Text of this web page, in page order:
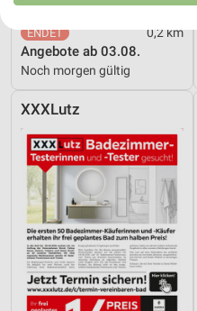
0,2 km
Angebote ab 03.08.
Noch morgen gültig
XXXLutz
Website/App.
Partnerliste anzeigen (1 IAB-
Wir nutzen Ihre Daten für folgende
IAB-Verarbeitungszwecke:
Speichern von oder Zugriff
auf einem Endgerät
Verwendung reduzierter
Werbeanzeigen
Erstellung von Profilen für
Werbung
Verwendung von Profilen
personalisierter Werbung